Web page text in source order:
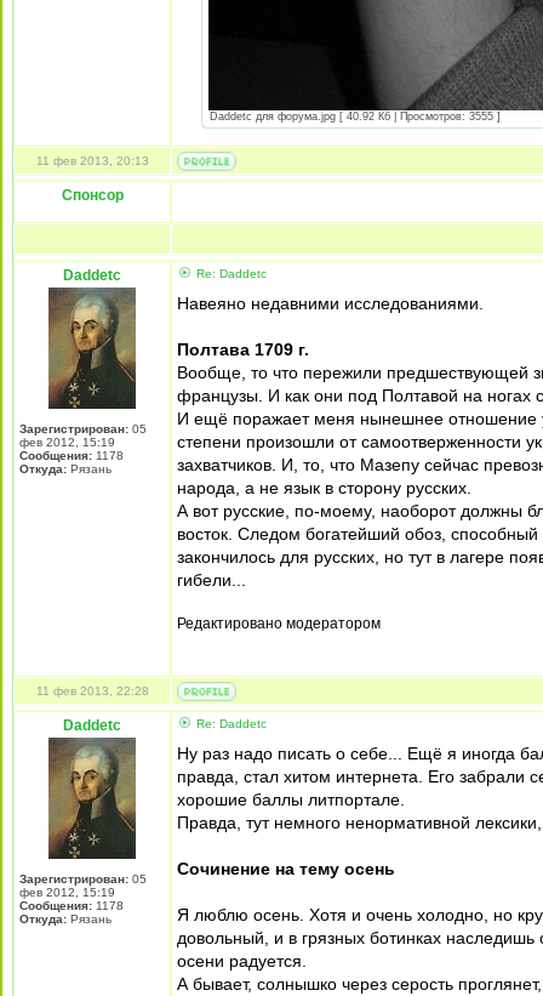
Daddetc для форума.jpg [ 40.92 Кб | Просмотров: 3555 ]
11 фев 2013, 20:13
Спонсор
Daddetc
Зарегистрирован: 05
фев 2012, 15:19
Сообщения: 1178
Откуда: Рязань
Re: Daddetc
Навеяно недавними исследованиями.
Полтава 1709 г.
Вообще, то что пережили предшествующей
французы. И как они под Полтавой на ногах
И ещё поражает меня нынешнее отношение
степени произошли от самоотверженности
захватчиков. И, то, что Мазепу сейчас
народа, а не язык в сторону русских.
А вот русские, по-моему, наоборот должны
восток. Следом богатейший обоз,
закончилось для русских, но тут в лагере
гибели...
Редактировано модератором
11 фев 2013, 22:28
Daddetc
Зарегистрирован: 05
фев 2012, 15:19
Сообщения: 1178
Откуда: Рязань
Re: Daddetc
Ну раз надо писать о себе... Ещё я иногда
правда, стал хитом интернета. Его забрали
хорошие баллы литпортале.
Правда, тут немного ненормативной
Сочинение на тему осень
Я люблю осень. Хотя и очень холодно, но
довольный, и в грязных ботинках
осени радуется.
А бывает, солнышко через серость